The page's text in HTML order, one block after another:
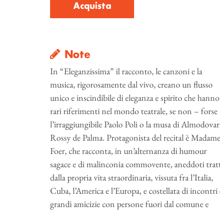
Acquista
Note
In “Eleganzissima” il racconto, le canzoni e la
musica, rigorosamente dal vivo, creano un flusso
unico e inscindibile di eleganza e spirito che hanno
rari riferimenti nel mondo teatrale, se non – forse
l’irraggiungibile Paolo Poli o la musa di Almodovar
Rossy de Palma. Protagonista del recital è Madame
Foer, che racconta, in un’alternanza di humour
sagace e di malinconia commovente, aneddoti
dalla propria vita straordinaria, vissuta fra l’Italia,
Cuba, l’America e l’Europa, e costellata di incontri
grandi amicizie con persone fuori dal comune e